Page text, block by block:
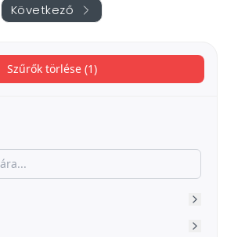
Szűrők törlése (1)
Következő